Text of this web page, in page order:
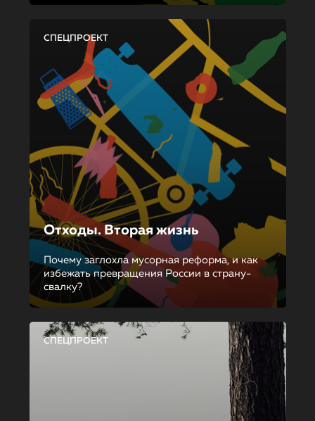
СПЕЦПРОЕКТ
Отходы. Вторая жизнь
Почему заглохла мусорная реформа, и как
избежать превращения России в страну-
свалку?
СПЕЦПРОЕКТ